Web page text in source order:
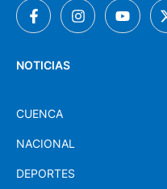
NOTICIAS
CUENCA
NACIONAL
DEPORTES